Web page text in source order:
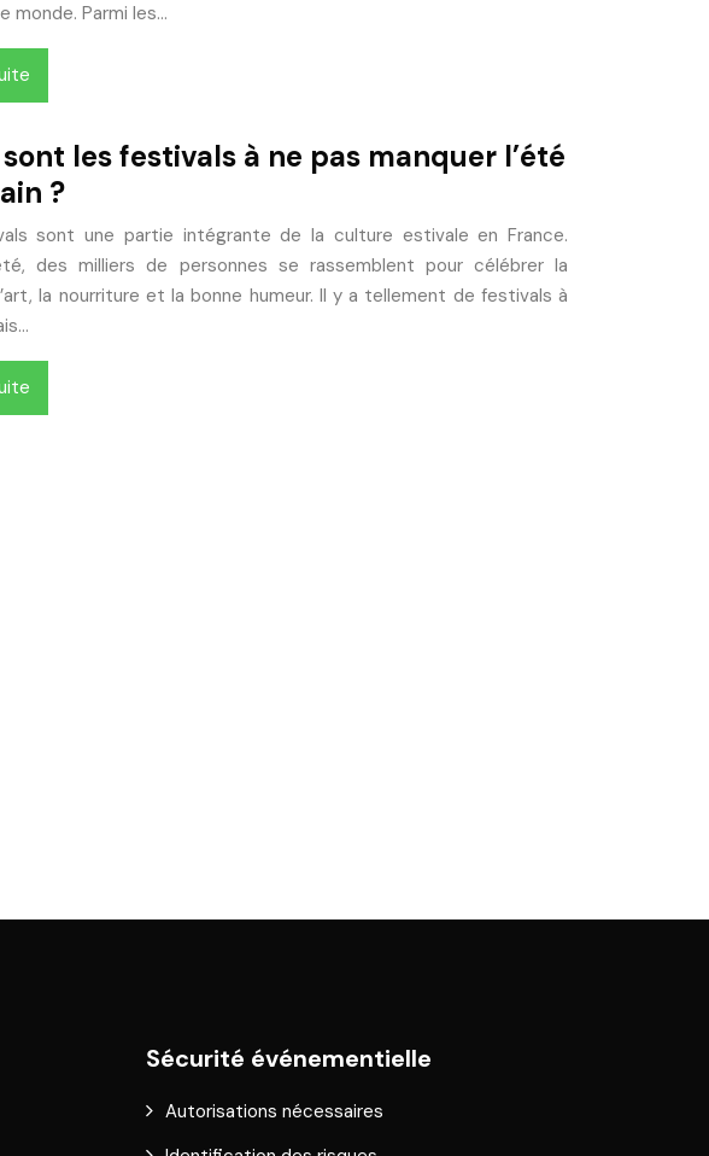
monde. Parmi les…
les festivals à ne pas manquer l’été
?
sont une partie intégrante de la culture estivale en France.
des milliers de personnes se rassemblent pour célébrer la
la nourriture et la bonne humeur. Il y a tellement de festivals à
Sécurité événementielle
Autorisations nécessaires